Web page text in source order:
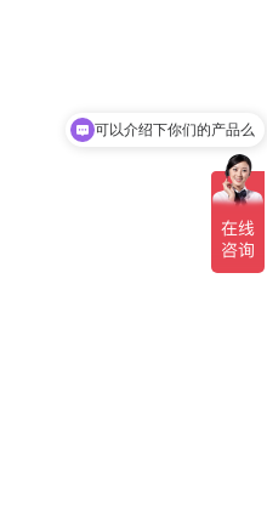
可以介绍下你们的产品么